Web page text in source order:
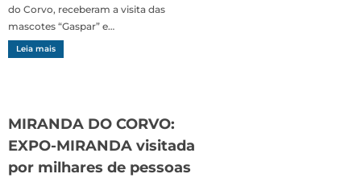
do Corvo, receberam a visita das
mascotes “Gaspar” e…
Leia mais
MIRANDA DO CORVO:
EXPO-MIRANDA visitada
por milhares de pessoas